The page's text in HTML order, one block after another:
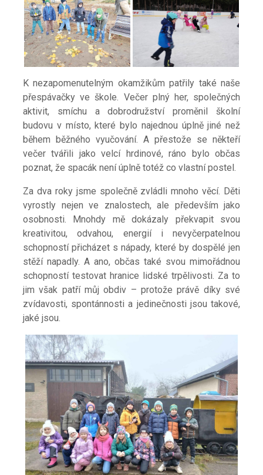
K nezapomenutelným okamžikům patřily také naše
přespávačky ve škole. Večer plný her, společných
aktivit, smíchu a dobrodružství proměnil školní
budovu v místo, které bylo najednou úplně jiné než
během běžného vyučování. A přestože se někteří
večer tvářili jako velcí hrdinové, ráno bylo občas
poznat, že spacák není úplně totéž co vlastní postel.
Za dva roky jsme společně zvládli mnoho věcí. Děti
vyrostly nejen ve znalostech, ale především jako
osobnosti. Mnohdy mě dokázaly překvapit svou
kreativitou, odvahou, energií i nevyčerpatelnou
schopností přicházet s nápady, které by dospělé jen
stěží napadly. A ano, občas také svou mimořádnou
schopností testovat hranice lidské trpělivosti. Za to
jim však patří můj obdiv – protože právě díky své
zvídavosti, spontánnosti a jedinečnosti jsou takové,
jaké jsou.